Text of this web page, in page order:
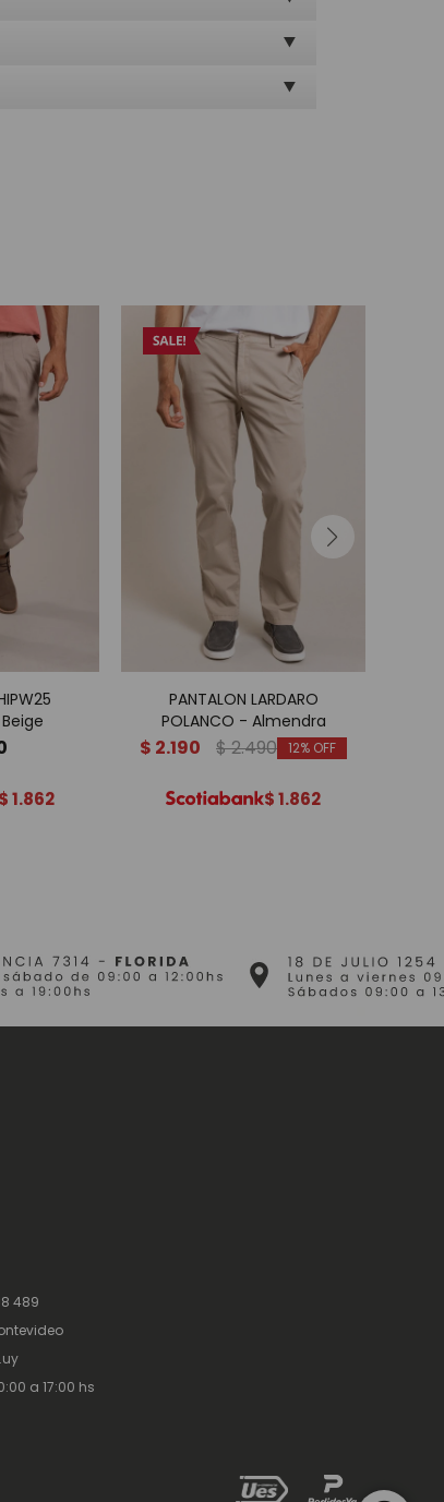
$1.862
PANTALON LARDARO
POLANCO - Almendra
$ 2.190 $2.490 12
$1.862
489
a 17:00 hs